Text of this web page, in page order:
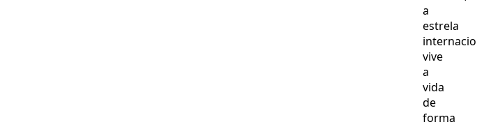
a
estrela
vive
a
vida
de
forma